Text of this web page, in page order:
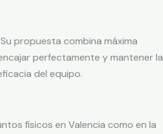
propuesta combina máxima
perfectamente y mantener la
del equipo.
físicos en Valencia como en la